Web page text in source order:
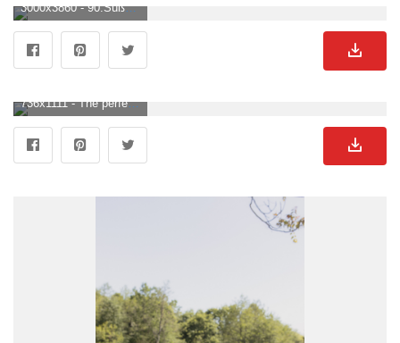
3000x3860 - 90.Süßer Hund Bilder Und Fotos · Kostenlos Downloaden · Stock Fotos. Süße Hunde Hintergrundbild.
736x1111 - The perfect pup #pictureofbabypuppies #babyanimalsandtheirmothers. Cute dogs, Cute dog wallpaper, Puppies. Süße Hunde Bild.